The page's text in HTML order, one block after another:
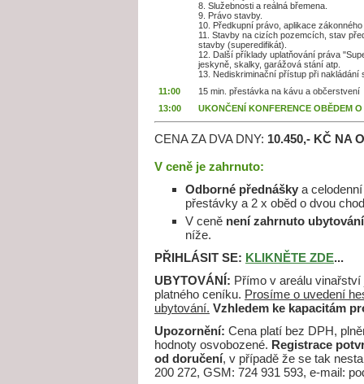
8. Služebnosti a reálná břemena.
9. Právo stavby.
10. Předkupní právo, aplikace
11. Stavby na cizích pozemcích, stav
stavby (superedifikát).
12. Další příklady uplatňování práva
jeskyně, skalky, garážová stání atp.
13. Nediskriminační přístup při nakládání
11:00
15 min. přestávka na kávu a občerstvení
13:00
UKONČENÍ KONFERENCE OBĚDEM
CENA ZA DVA DNY: 10.450,- KČ NA
V ceně je zahrnuto:
Odborné přednáškya
přestávky a 2 x oběd o dvou
V ceně není zahrnuto ubytování
níže.
PŘIHLÁSIT SE: KLIKNĚTE ZDE...
UBYTOVÁNÍ: Přímo v areálu
platného ceníku. Prosíme o uvedení
ubytování. Vzhledem ke kapacitám
Upozornění: Cena platí bez DPH,
hodnoty osvobozené. Registrace
od doručení, v případě že se tak
200 272, GSM: 724 931 593, e-mail: